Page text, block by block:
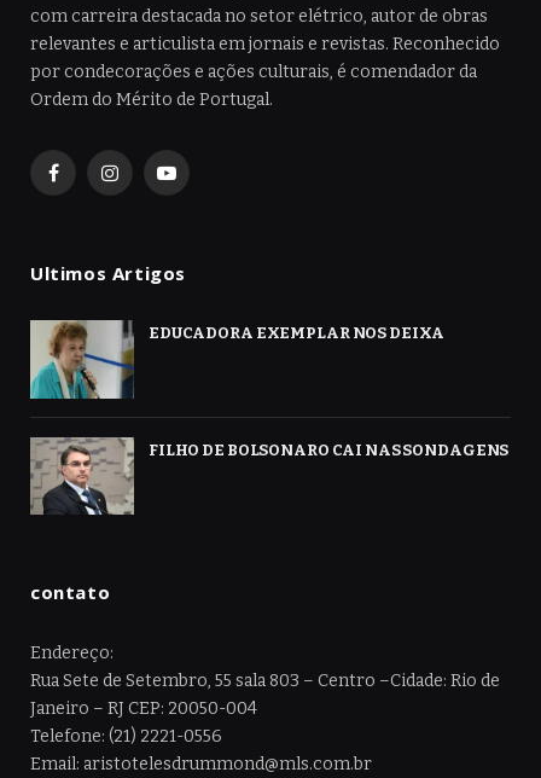
com carreira destacada no setor elétrico, autor de obras
relevantes e articulista em jornais e revistas. Reconhecido
por condecorações e ações culturais, é comendador da
Ordem do Mérito de Portugal.
FacebookInstagramYouTube
Ultimos Artigos
EDUCADORA EXEMPLAR NOS DEIXA
FILHO DE BOLSONARO CAI NAS SONDAGENS
contato
Endereço:
Rua Sete de Setembro, 55 sala 803 – Centro –Cidade: Rio de
Janeiro – RJ CEP: 20050-004
Telefone: (21) 2221-0556
Email: aristotelesdrummond@mls.com.br